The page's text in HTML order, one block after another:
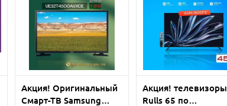
Акция! Оригинальный
Смарт-ТВ Samsung
Акция! телевизоры
Rulls 65 по